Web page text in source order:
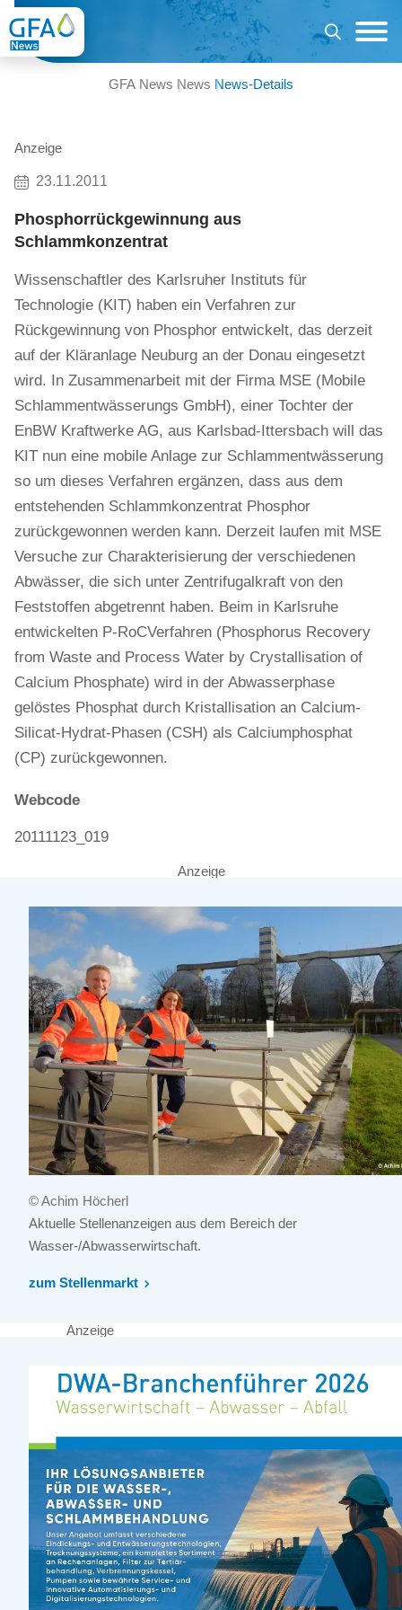
GFA News News News-Details
Anzeige
23.11.2011
Phosphorrückgewinnung aus
Schlammkonzentrat
Wissenschaftler des Karlsruher Instituts für
Technologie (KIT) haben ein Verfahren zur
Rückgewinnung von Phosphor entwickelt, das derzeit
auf der Kläranlage Neuburg an der Donau eingesetzt
wird. In Zusammenarbeit mit der Firma MSE (Mobile
Schlammentwässerungs GmbH), einer Tochter der
EnBW Kraftwerke AG, aus Karlsbad-Ittersbach will das
KIT nun eine mobile Anlage zur Schlammentwässerung
so um dieses Verfahren ergänzen, dass aus dem
entstehenden Schlammkonzentrat Phosphor
zurückgewonnen werden kann. Derzeit laufen mit MSE
Versuche zur Charakterisierung der verschiedenen
Abwässer, die sich unter Zentrifugalkraft von den
Feststoffen abgetrennt haben. Beim in Karlsruhe
entwickelten P-RoCVerfahren (Phosphorus Recovery
from Waste and Process Water by Crystallisation of
Calcium Phosphate) wird in der Abwasserphase
gelöstes Phosphat durch Kristallisation an Calcium-
Silicat-Hydrat-Phasen (CSH) als Calciumphosphat
(CP) zurückgewonnen.
Webcode
20111123_019
Anzeige
© Achim Höcherl
Aktuelle Stellenanzeigen aus dem Bereich der
Wasser-/Abwasserwirtschaft.
zum Stellenmarkt
Anzeige